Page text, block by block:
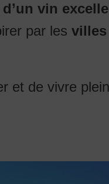
vin
par les villes
et de vivre